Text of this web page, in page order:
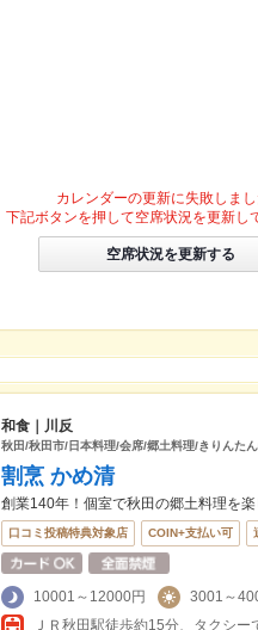
カレンダーの更新に失敗しまし
下記ボタンを押して空席状況を更新し
空席状況を更新する
和食｜川反
秋田/秋田市/日本料理/会席/郷土料理/きりんた
割烹 かめ清
創業140年！個室で秋田の郷土料理を
口コミ投稿特典対象店 COIN+支払い可
10001～12000円
3001～